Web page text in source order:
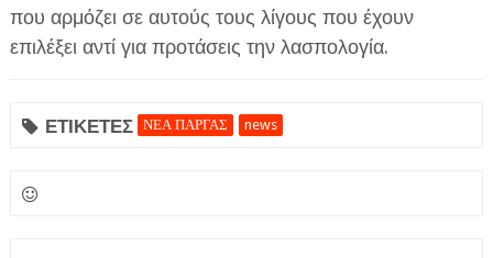
που αρμόζει σε αυτούς τους λίγους που έχουν
επιλέξει αντί για προτάσεις την λασπολογία.
ΕΤΙΚΕΤΕΣ ΝΕΑ ΠΑΡΓΑΣ news